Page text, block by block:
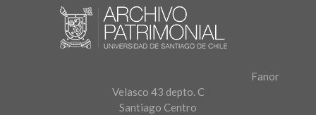
Fanor
Velasco 43 depto. C
Santiago Centro